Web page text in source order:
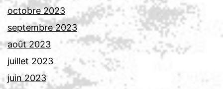
octobre 2023
septembre 2023
août 2023
juillet 2023
juin 2023